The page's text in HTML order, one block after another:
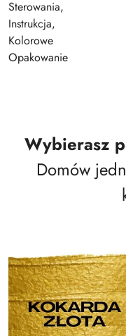
Sterowania,
Instrukcja,
Kolorowe
Opakowanie
Wybierasz
Domów